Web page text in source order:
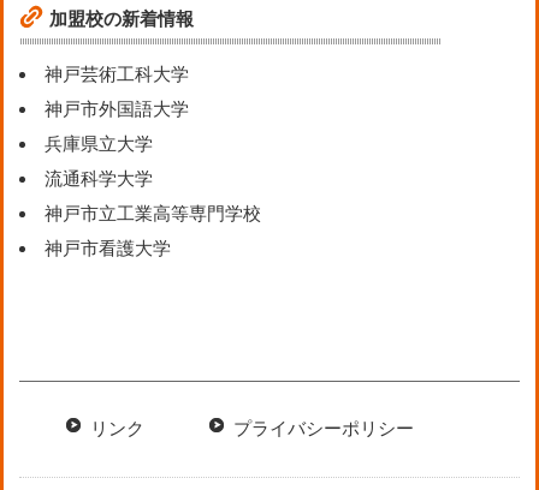
加盟校の新着情報
神戸芸術工科大学
神戸市外国語大学
兵庫県立大学
流通科学大学
神戸市立工業高等専門学校
神戸市看護大学
リンク プライバシーポリシー